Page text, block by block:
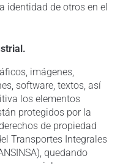
identidad de otros en el
imágenes,
software, textos, así
los elementos
protegidos por la
de propiedad
Transportes Integrales
quedando